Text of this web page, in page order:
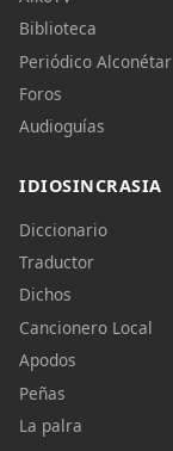
Biblioteca
Periódico Alconétar
Foros
Audioguías
IDIOSINCRASIA
Diccionario
Traductor
Dichos
Cancionero Local
Apodos
Peñas
La palra